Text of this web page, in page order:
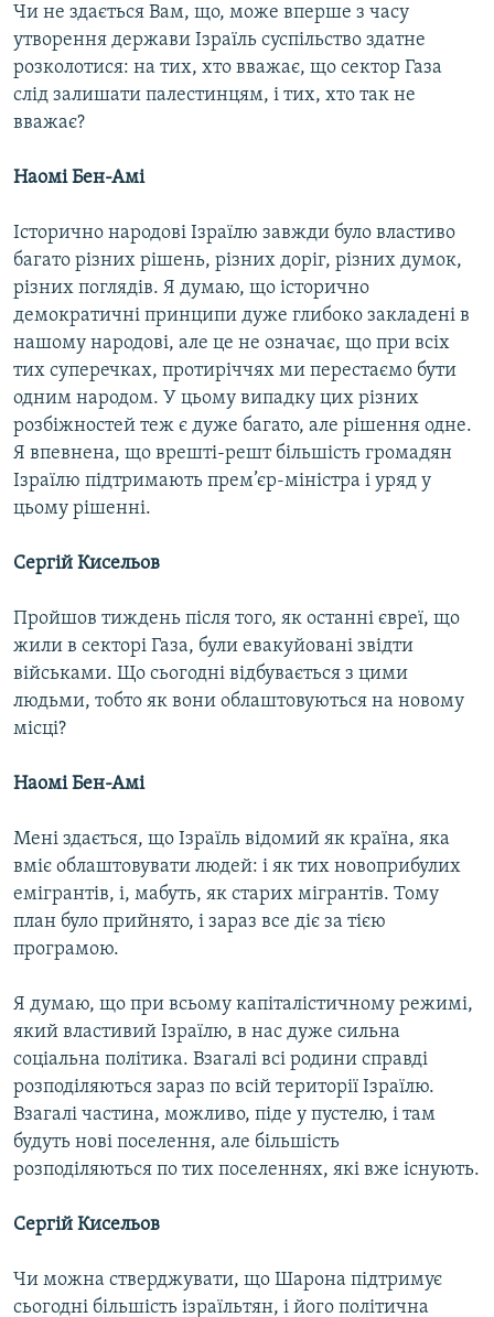
Чи не здається Вам, що, може вперше з часу
утворення держави Ізраїль суспільство здатне
розколотися: на тих, хто вважає, що сектор Газа
слід залишати палестинцям, і тих, хто так не
вважає?
Наомі Бен-Амі
Історично народові Ізраїлю завжди було властиво
багато різних рішень, різних доріг, різних думок,
різних поглядів. Я думаю, що історично
демократичні принципи дуже глибоко закладені в
нашому народові, але це не означає, що при всіх
тих суперечках, протиріччях ми перестаємо бути
одним народом. У цьому випадку цих різних
розбіжностей теж є дуже багато, але рішення одне.
Я впевнена, що врешті-решт більшість громадян
Ізраїлю підтримають прем’єр-міністра і уряд у
цьому рішенні.
Сергій Кисельов
Пройшов тиждень після того, як останні євреї, що
жили в секторі Газа, були евакуйовані звідти
військами. Що сьогодні відбувається з цими
людьми, тобто як вони облаштовуються на новому
місці?
Наомі Бен-Амі
Мені здається, що Ізраїль відомий як країна, яка
вміє облаштовувати людей: і як тих новоприбулих
емігрантів, і, мабуть, як старих мігрантів. Тому
план було прийнято, і зараз все діє за тією
програмою.
Я думаю, що при всьому капіталістичному режимі,
який властивий Ізраїлю, в нас дуже сильна
соціальна політика. Взагалі всі родини справді
розподіляються зараз по всій території Ізраїлю.
Взагалі частина, можливо, піде у пустелю, і там
будуть нові поселення, але більшість
розподіляються по тих поселеннях, які вже існують.
Сергій Кисельов
Чи можна стверджувати, що Шарона підтримує
сьогодні більшість ізраїльтян, і його політична